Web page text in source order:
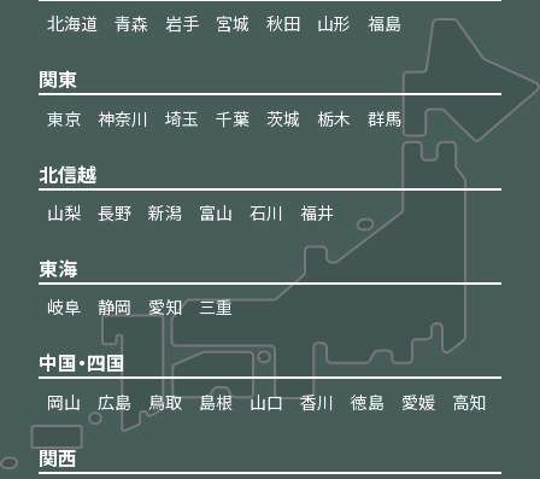
北海道 青森 岩手 宮城 秋田 山形 福島
関東
東京 神奈川 埼玉 千葉 茨城 栃木 群馬
北信越
山梨 長野 新潟 富山 石川 福井
東海
岐阜 静岡 愛知 三重
中国・四国
岡山 広島 鳥取 島根 山口 香川 徳島 愛媛 高知
関西